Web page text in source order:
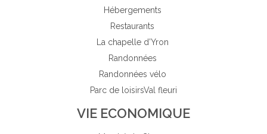
Hébergements
Restaurants
La chapelle d’Yron
Randonnées
Randonnées vélo
Parc de loisirsVal fleuri
VIE ECONOMIQUE